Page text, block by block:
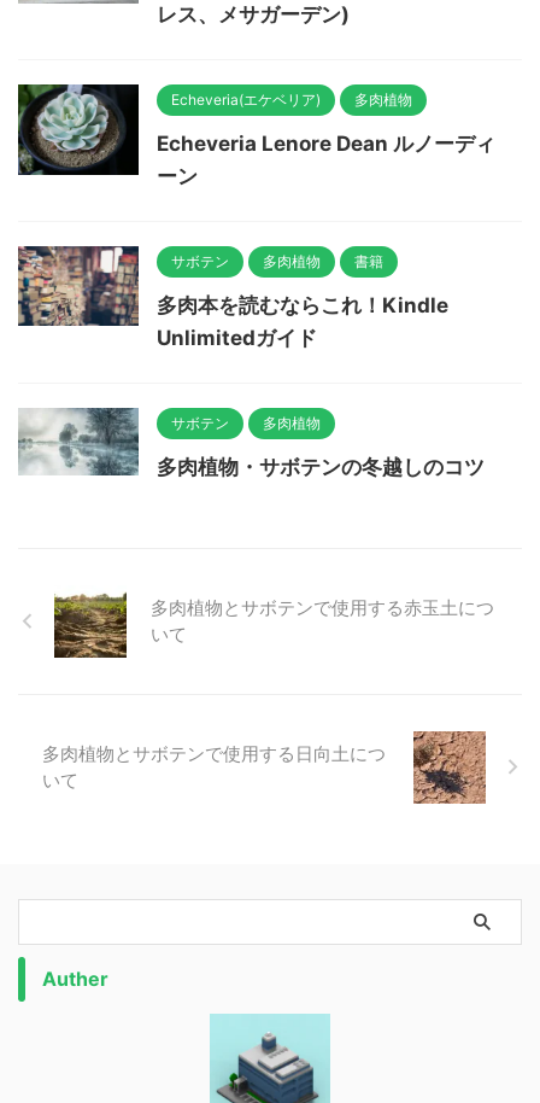
レス、メサガーデン)
Echeveria(エケベリア) 多肉植物
Echeveria Lenore Dean ルノーディ
ーン
サボテン 多肉植物 書籍
多肉本を読むならこれ！Kindle
Unlimitedガイド
サボテン 多肉植物
多肉植物・サボテンの冬越しのコツ
多肉植物とサボテンで使用する赤玉土につ
いて
多肉植物とサボテンで使用する日向土につ
いて
Auther